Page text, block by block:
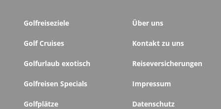
Golfreiseziele
Golf Cruises
Golfurlaub exotisch
Golfreisen Specials
Golfplätze
Über uns
Kontakt zu uns
Reiseversicherungen
Impressum
Datenschutz